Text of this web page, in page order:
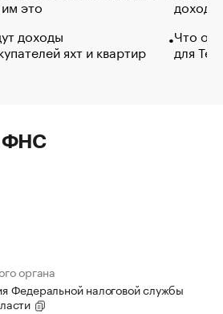
это
доходы
яхт и квартир
Что
для
ФНС
органа
Федеральной налоговой службы